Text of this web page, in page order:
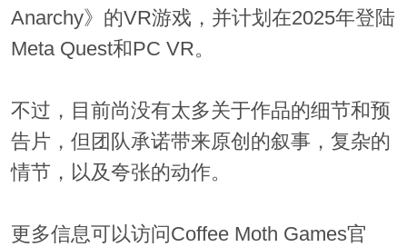
Anarchy》的VR游戏，并计划在2025年登陆
Meta Quest和PC VR。
不过，目前尚没有太多关于作品的细节和预
告片，但团队承诺带来原创的叙事，复杂的
情节，以及夸张的动作。
更多信息可以访问Coffee Moth Games官